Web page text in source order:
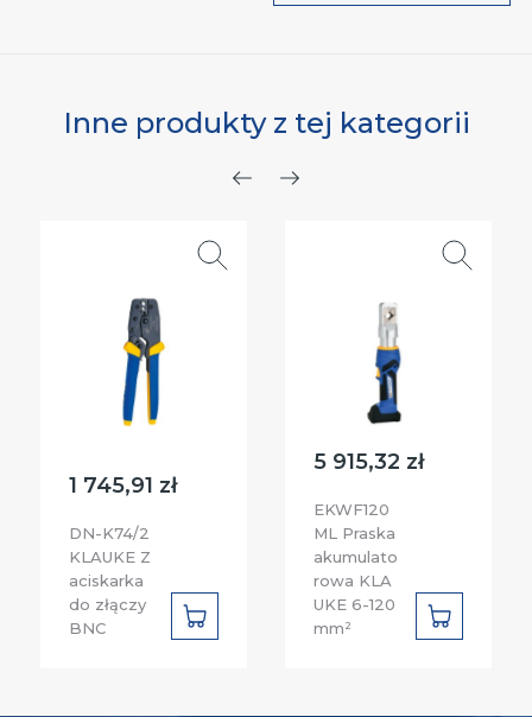
Inne produkty z tej kategorii
1 745,91 zł
DN-K74/2
KLAUKE Z
aciskarka
do złączy
BNC
DO
5 915,32 zł
EKWF120
ML Praska
akumulato
rowa KLA
UKE 6-120
mm²
DO